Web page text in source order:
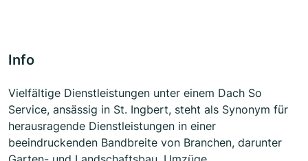
Info
Vielfältige Dienstleistungen unter einem Dach So
Service, ansässig in St. Ingbert, steht als Synonym für
herausragende Dienstleistungen in einer
beeindruckenden Bandbreite von Branchen, darunter